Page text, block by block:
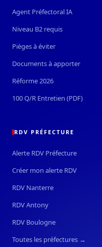
Agent Préfectoral IA
Niveau B2 requis
Pièges à éviter
Documents à apporter
Réforme 2026
100 Q/R Entretien (PDF)
RDV PRÉFECTURE
Alerte RDV Préfecture
Créer mon alerte RDV
RDV Nanterre
RDV Antony
RDV Boulogne
Toutes les préfectures →